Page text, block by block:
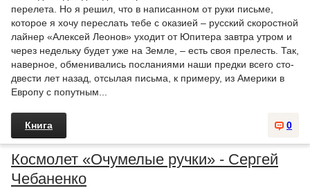
перелета. Но я решил, что в написанном от руки письме,
которое я хочу переслать тебе с оказией – русский скоростной
лайнер «Алексей Леонов» уходит от Юпитера завтра утром и
через недельку будет уже на Земле, – есть своя прелесть. Так,
наверное, обменивались посланиями наши предки всего сто-
двести лет назад, отсылая письма, к примеру, из Америки в
Европу с попутным...
0
Книга
Космолет «Очумелые ручки» - Сергей
Чебаненко